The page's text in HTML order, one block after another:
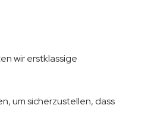
wir erstklassige
um sicherzustellen, dass